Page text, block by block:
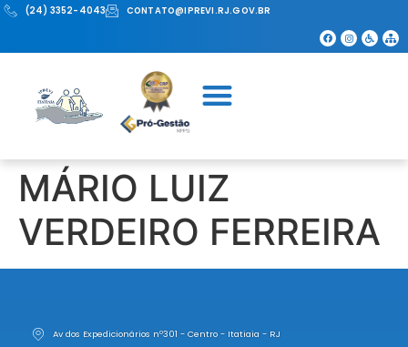
(24) 3352-4043 CONTATO@IPREVI.RJ.GOV.BR
MÁRIO LUIZ
VERDEIRO FERREIRA
Av dos Expedicionários nº301 - Centro - Itatiaia - RJ